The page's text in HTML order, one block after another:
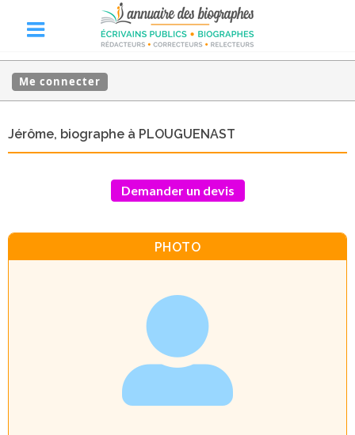
Me connecter
Jérôme, biographe à PLOUGUENAST
Demander un devis
PHOTO